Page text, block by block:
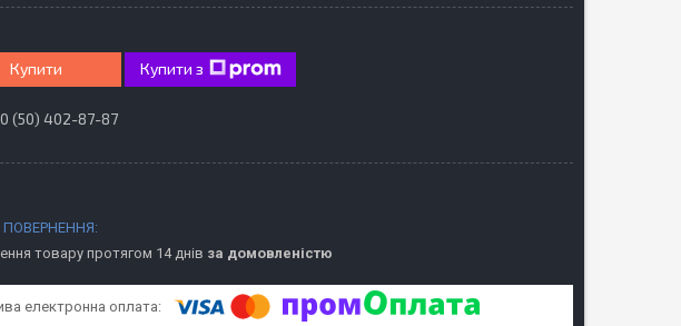
Купити Купити з
(50) 402-87-87
товару протягом 14 днів за домовленістю